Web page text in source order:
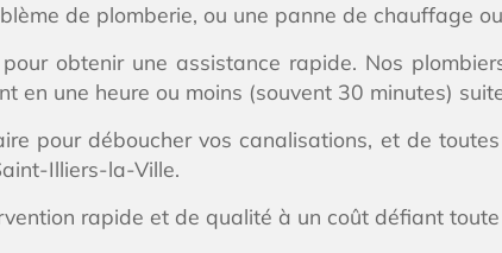
de plomberie, ou une panne de chauffage
obtenir une assistance rapide. Nos
en une heure ou moins (souvent 30 minutes)
pour déboucher vos canalisations, et de
Illiers-la-Ville.
rapide et de qualité à un coût défiant